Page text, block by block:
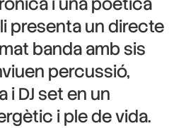
presenta un directe
banda amb sis
percussió,
i DJ set en un
i ple de vida.